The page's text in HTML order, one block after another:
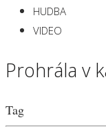
HUDBA
VIDEO
Prohrála v
Tag